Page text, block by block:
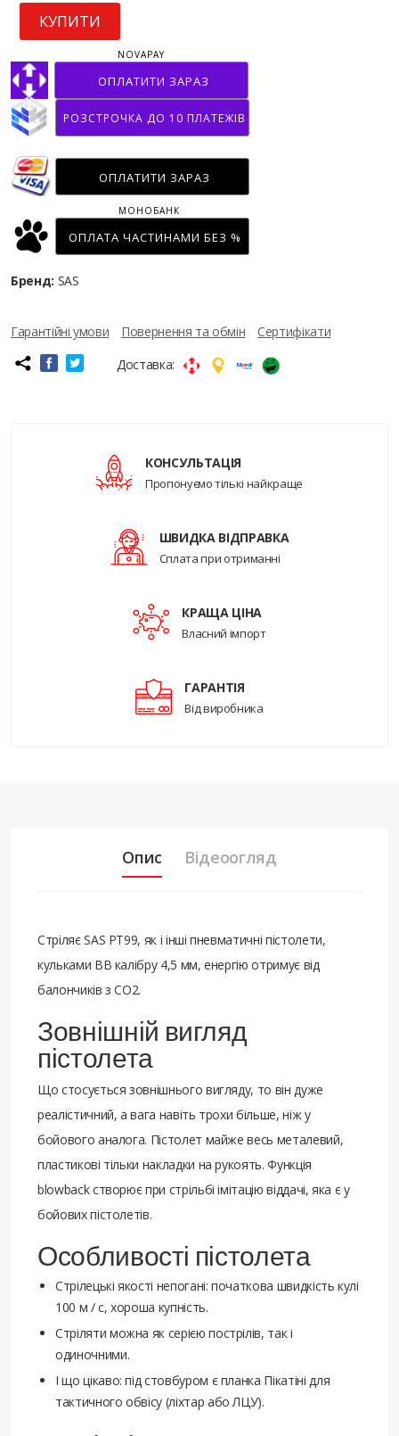
КУПИТИ
ОПЛАТИТИ ЗАРАЗ
NOVAPAY
РОЗСТРОЧКА ДО 10 ПЛАТЕЖІВ
ОПЛАТИТИ ЗАРАЗ
ОПЛАТА ЧАСТИНАМИ БЕЗ %
МОНОБАНК
Бренд: SAS
Гарантійні умови Повернення та обмін
Сертифікати
Доставка:
КОНСУЛЬТАЦІЯ
Пропонуємо тількі найкраще
ШВИДКА ВІДПРАВКА
Сплата при отриманні
КРАЩА ЦІНА
Власний імпорт
ГАРАНТІЯ
Від виробника
Опис Відеоогляд
Стріляє SAS PT99, як і інші пневматичні пістолети,
кульками ВВ калібру 4,5 мм, енергію отримує від
балончиків з СО2.
Зовнішній вигляд
пістолета
Що стосується зовнішнього вигляду, то він дуже
реалістичний, а вага навіть трохи більше, ніж у
бойового аналога. Пістолет майже весь металевий,
пластикові тільки накладки на рукоять. Функція
blowback створює при стрільбі імітацію віддачі, яка є у
бойових пістолетів.
Особливості пістолета
Стрілецькі якості непогані: початкова швидкість кулі
100 м / с, хороша купність.
Стріляти можна як серією пострілів, так і
одиночними.
І що цікаво: під стовбуром є планка Пікатіні для
тактичного обвісу (ліхтар або ЛЦУ).